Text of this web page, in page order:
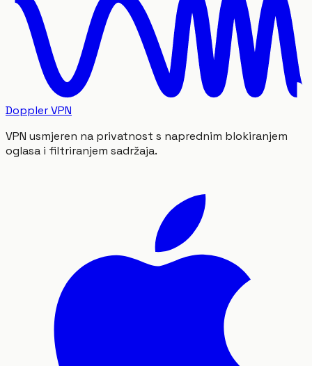
Doppler VPN
VPN usmjeren na privatnost s naprednim blokiranjem
oglasa i filtriranjem sadržaja.